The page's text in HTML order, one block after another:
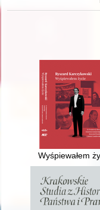
Wyśpiewałem